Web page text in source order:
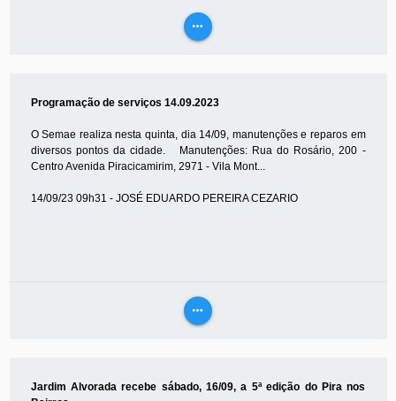
more_horiz
Programação de serviços 14.09.2023
O Semae realiza nesta quinta, dia 14/09, manutenções e reparos em
diversos pontos da cidade. Manutenções: Rua do Rosário, 200 -
Centro Avenida Piracicamirim, 2971 - Vila Mont...
14/09/23 09h31 - JOSÉ EDUARDO PEREIRA CEZARIO
more_horiz
Jardim Alvorada recebe sábado, 16/09, a 5ª edição do Pira nos